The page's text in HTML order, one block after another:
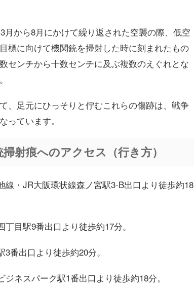
月から8月にかけて繰り返された空襲の際、低空
標に向けて機関銃を掃射した時に刻まれたもの
センチから十数センチに及ぶ複数のえぐれとな
、足元にひっそりと佇むこれらの傷跡は、戦争
っています。
射痕へのアクセス（行き方）
線・JR大阪環状線森ノ宮駅3-B出口より徒歩約18
目駅9番出口より徒歩約17分。
番出口より徒歩約20分。
ネスパーク駅1番出口より徒歩約18分。